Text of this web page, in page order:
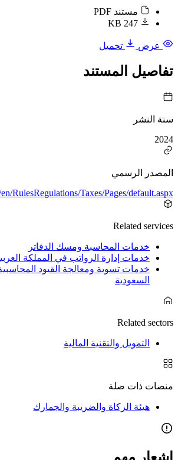
مستند PDF
247 KB
عرض تحميل
تفاصيل المستند
سنة النشر
2024
المصدر الرسمي
RulesRegulations/Taxes/Pages/default.aspx
Related services
خدمات المحاسبة ومسك الدفاتر
خدمات إدارة الرواتب في المملكة
خدمات تسوية ومعالجة القيود
السعودية
Related sectors
التمويل والتقنية المالية
منصات ذات صلة
هيئة الزكاة والضريبة والجمارك